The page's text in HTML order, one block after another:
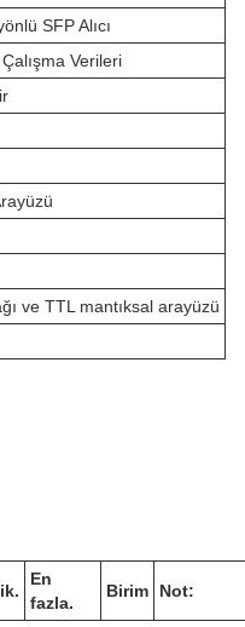
SFP Alıcı
Verileri
ve TTL mantıksal arayüzü
En
fazla.
Birim Not: